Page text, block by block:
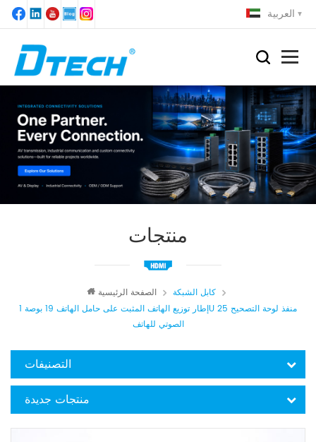
العربية
منتجات
الصفحة الرئيسية
كابل الشبكة
إطار توزيع الهاتف المثبت على حامل الهاتف 19 بوصة 1U 25 منفذ لوحة التصحيح
الصوتي للهاتف
التصنيفات
منتجات جديدة